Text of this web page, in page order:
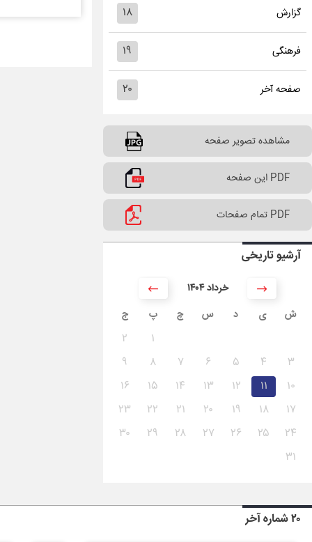
گزارش ۱۸
فرهنگی ۱۹
صفحه آخر ۲۰
مشاهده تصویر صفحه
PDF این صفحه
PDF تمام صفحات
آرشیو تاریخی
۱۴۰۴ خرداد
ش
ی د س چ پ ج
۱
۲
۳
۴ ۵ ۶ ۷ ۸
۹
۱۰
۱۱ ۱۲ ۱۳ ۱۴ ۱۵
۱۶
۱۷
۱۸ ۱۹ ۲۰ ۲۱ ۲۲
۲۳
۲۴
۲۵ ۲۶ ۲۷ ۲۸ ۲۹
۳۰
۳۱
۲۰ شماره آخر